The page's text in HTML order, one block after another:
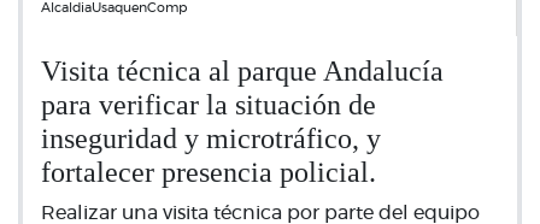
AlcaldiaUsaquenComp
Visita técnica al parque Andalucía
para verificar la situación de
inseguridad y microtráfico, y
fortalecer presencia policial.
Realizar una visita técnica por parte del equipo